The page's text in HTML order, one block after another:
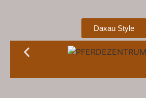
Daxau Style